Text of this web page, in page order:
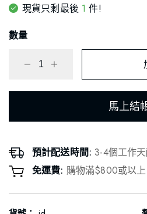
現貨只剩最後 1 件!
數量
馬上結
預計配送時間:3-4個工作
免運費: 購物滿$800或以上